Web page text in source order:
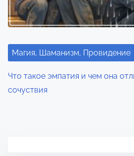
Магия, Шаманизм, Провидение
Что такое эмпатия и чем она
сочуствия